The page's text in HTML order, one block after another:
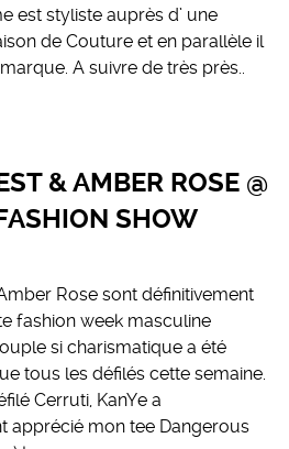
est styliste auprès d’ une
de Couture et en parallèle il
A suivre de très près..
& AMBER ROSE @
SHOW
Rose sont définitivement
fashion week masculine
si charismatique a été
tous les défilés cette semaine.
Cerruti, KanYe a
apprécié mon tee Dangerous